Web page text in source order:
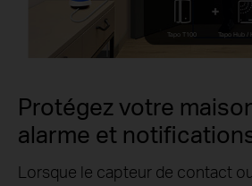
Tapo T100 Tapo Hub /
Protégez votre
alarme et
Lorsque le capteur de contact